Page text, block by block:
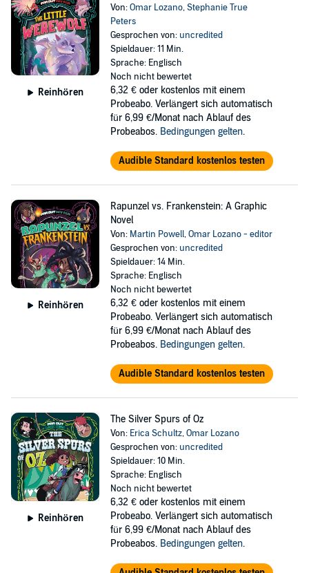
Reinhören
Von:Omar Lozano,Stephanie True
Peters
Gesprochen von: uncredited
Spieldauer: 11 Min.
Sprache: Englisch
Noch nicht bewertet
6,32 € oder kostenlos mit einem
Probeabo. Verlängert sich automatisch
für 6,99 €/Monat nach Ablauf des
Probeabos. Bedingungen gelten.
Audible Standard kostenlos testen
Reinhören
Rapunzel vs. Frankenstein: A Graphic
Novel
Von: Martin Powell,Omar Lozano - editor
Gesprochen von: uncredited
Spieldauer: 14 Min.
Sprache: Englisch
Noch nicht bewertet
6,32 € oder kostenlos mit einem
Probeabo. Verlängert sich automatisch
für 6,99 €/Monat nach Ablauf des
Probeabos. Bedingungen gelten.
Audible Standard kostenlos testen
Reinhören
The Silver Spurs of Oz
Von: Erica Schultz,Omar Lozano
Gesprochen von: uncredited
Spieldauer: 10 Min.
Sprache: Englisch
Noch nicht bewertet
6,32 € oder kostenlos mit einem
Probeabo. Verlängert sich automatisch
für 6,99 €/Monat nach Ablauf des
Probeabos. Bedingungen gelten.